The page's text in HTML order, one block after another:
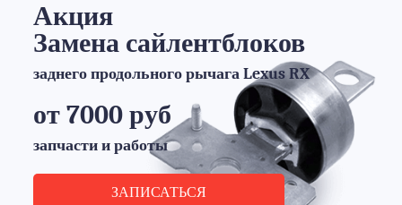
Акция
Замена сайлентблоков
заднего продольного рычага Lexus RX
от 7000 руб
запчасти и работы
ЗАПИСАТЬСЯ